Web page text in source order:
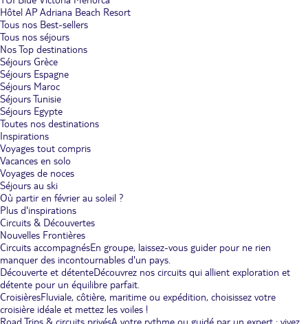
Hôtel AP Adriana Beach Resort
Tous nos Best-sellers
Tous nos séjours
Nos Top destinations
Séjours Grèce
Séjours Espagne
Séjours Maroc
Séjours Tunisie
Séjours Egypte
Toutes nos destinations
Inspirations
Voyages tout compris
Vacances en solo
Voyages de noces
Séjours au ski
Où partir en février au soleil ?
Plus d'inspirations
Circuits & Découvertes
Nouvelles Frontières
Circuits accompagnésEn groupe, laissez-vous guider pour ne rien
manquer des incontournables d'un pays.
Découverte et détenteDécouvrez nos circuits qui allient exploration et
détente pour un équilibre parfait.
CroisièresFluviale, côtière, maritime ou expédition, choisissez votre
croisière idéale et mettez les voiles !